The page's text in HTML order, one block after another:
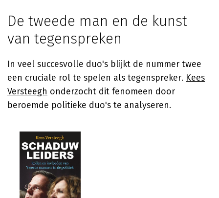
De tweede man en de kunst
van tegenspreken
In veel succesvolle duo's blijkt de nummer twee
een cruciale rol te spelen als tegenspreker. Kees
Versteegh onderzocht dit fenomeen door
beroemde politieke duo's te analyseren.